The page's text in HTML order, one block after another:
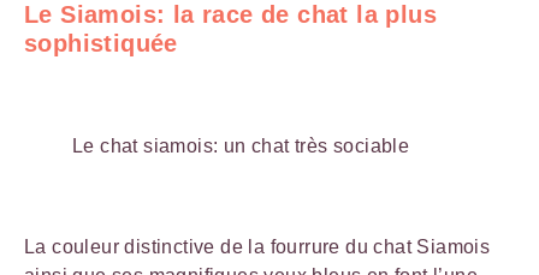
Le Siamois: la race de chat la plus
sophistiquée
Le chat siamois: un chat très sociable
La couleur distinctive de la fourrure du chat Siamois